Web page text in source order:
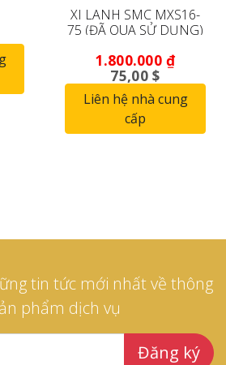
XI LANH SMC MXS16-
75 (ĐÃ QUA SỬ DỤNG)
1.800.000₫
75,00 $
Liên hệ nhà cung
cấp
tin tức mới nhất về thông
phẩm dịch vụ
Đăng ký